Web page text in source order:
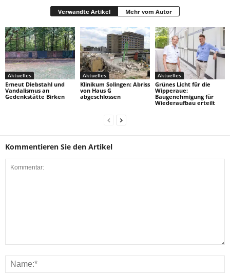
Verwandte Artikel Mehr vom Autor
Aktuelles
Erneut Diebstahl und
Vandalismus an
Gedenkstätte Birken
Aktuelles
Klinikum Solingen: Abriss
von Haus G
abgeschlossen
Aktuelles
Grünes Licht für die
Wipperaue:
Baugenehmigung für
Wiederaufbau erteilt
Kommentieren Sie den Artikel